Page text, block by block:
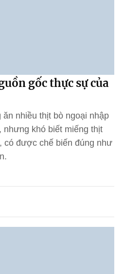
gốc thực sự của
nhiều thịt bò ngoại nhập
nhưng khó biết miếng thịt
có được chế biến đúng như